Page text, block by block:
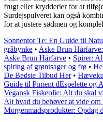
frugt eller krydderier for at
Surdejspulveret kan også
for at justere sødmen og
Sonnentor Te: En Guide til
gråbynke • Aske Brun
Aske Brun Hårfarve • Spirer:
spiring af grøntsager og frø •
De Bedste Tilbud Her•
Guide til Piment dEspelette og
Vegansk Fiskeolie: Alt du skal
Alt hvad du behøver at vide
Morgenmadsprodukter: Opdag